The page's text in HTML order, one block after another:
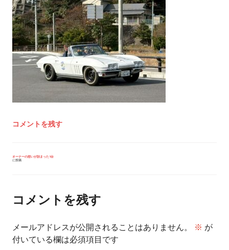
コメントを残す
投
シ
ョ
オーナーの想いが詰まった1台
に投稿
コメントを残す
メールアドレスが公開されることはありません。 ※ が
付いている欄は必須項目です